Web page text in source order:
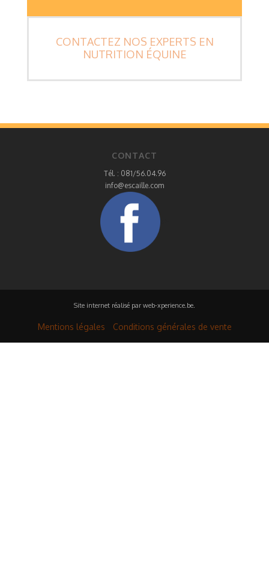
CONTACTEZ NOS EXPERTS EN
NUTRITION ÉQUINE
CONTACT
Tél. : 081/56.04.96
info@escaille.com
Site internet réalisé par web-xperience.be.
Mentions légales Conditions générales de vente